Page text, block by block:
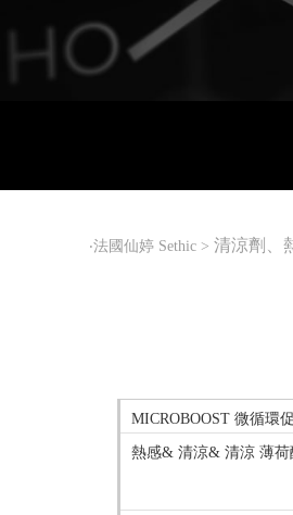
‧法國仙婷 Sethic > 清涼劑、
MICROBOOST 微循環
熱感& 清涼& 清涼 薄荷